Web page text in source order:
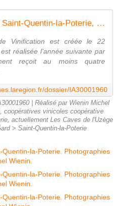
coopérative vinicole de Saint-Quentin-la-Poterie, actuellement Les Caves de l'Uzège - Inventaire Général du Patrimoine Culturel
Vinification est créée le 22
réalisée l'année suivante par
reçoit au moins quatre
dossier/IA30001960
| Réalisé par Wienin Michel
coopératives vinicoles coopérative
actuellement Les Caves de l'Uzège
> Saint-Quentin-la-Poterie